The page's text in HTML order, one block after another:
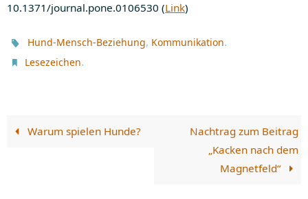
10.1371/journal.pone.0106530 (Link)
Hund-Mensch-Beziehung, Kommunikation.
Lesezeichen.
Warum spielen Hunde?
Nachtrag zum Beitrag
„Kacken nach dem
Magnetfeld“